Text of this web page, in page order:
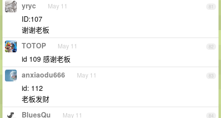
81
yryc May 11
ID:107
谢谢老板
82
TOTOP May 11
id 109 感谢老板
83
anxiaodu666 May 11
id: 112
老板发财
84
BluesQu May 11